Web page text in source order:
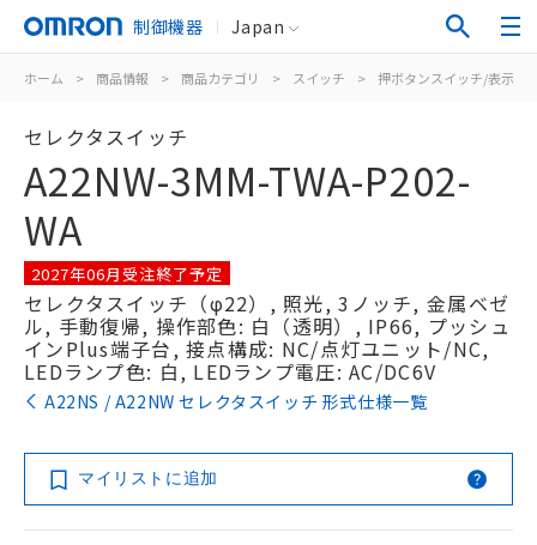
制御機器 Japan
ホーム > 商品情報 > 商品カテゴリ > スイッチ > 押ボタンスイッチ/表示灯
セレクタスイッチ
A22NW-3MM-TWA-P202-
WA
2027年06月受注終了予定
セレクタスイッチ（φ22）, 照光, 3ノッチ, 金属ベゼ
ル, 手動復帰, 操作部色: 白（透明）, IP66, プッシュ
インPlus端子台, 接点構成: NC/点灯ユニット/NC,
LEDランプ色: 白, LEDランプ電圧: AC/DC6V
A22NS / A22NW セレクタスイッチ 形式仕様一覧
マイリストに追加